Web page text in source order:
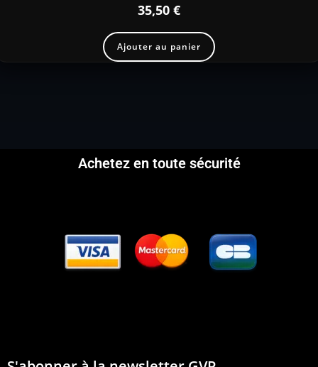
35,50 €
Ajouter au panier
Achetez en toute sécurité